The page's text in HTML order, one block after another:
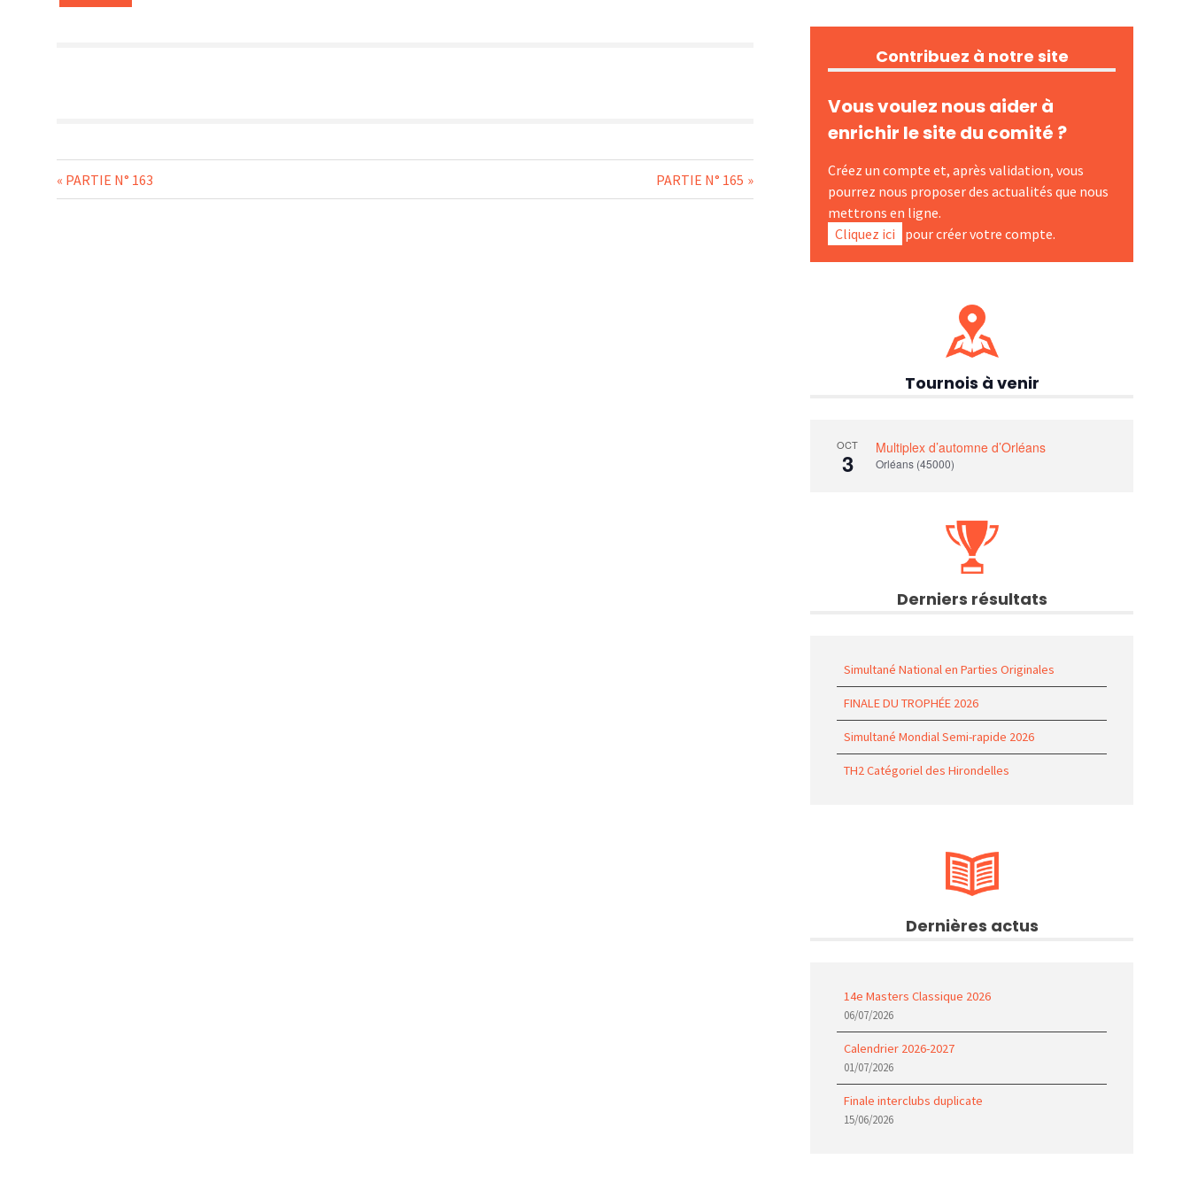
Navigation
Previous
Post:
PARTIE N° 163
Next
Post:
PARTIE N° 165
Contribuez à notre site
Vous voulez nous aider à
enrichir le site du comité ?
Créez un compte et, après validation, vous
pourrez nous proposer des actualités que nous
mettrons en ligne.
Cliquez ici
pour créer votre compte.
Tournois à venir
OCT
3
Multiplex d’automne d’Orléans
Orléans (45000)
Derniers résultats
Simultané National en Parties Originales
FINALE DU TROPHÉE 2026
Simultané Mondial Semi-rapide 2026
TH2 Catégoriel des Hirondelles
Dernières actus
14e Masters Classique 2026
06/07/2026
Calendrier 2026-2027
01/07/2026
Finale interclubs duplicate
15/06/2026